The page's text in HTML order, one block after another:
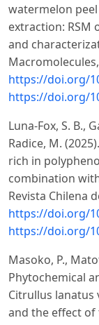
watermelon
extraction: RSM
and
https://doi.org/
https://doi.org/
Luna-Fox, S. B.,
Radice, M.
rich in
combination
Revista Chilena
https://doi.org/
https://doi.org/
Masoko, P.,
Phytochemical
Citrullus
and the effect